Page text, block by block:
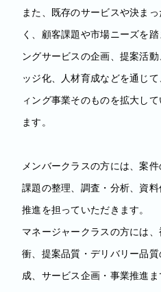
また、既存のサービスや決ま
く、顧客課題や市場ニーズを
ングサービスの企画、提案活
ッジ化、人材育成などを通じ
ィング事業そのものを拡大し
ます。
メンバークラスの方には、案
課題の整理、調査・分析、資
推進を担っていただきます。
マネージャークラスの方には
衝、提案品質・デリバリー品
成、サービス企画・事業推進ま